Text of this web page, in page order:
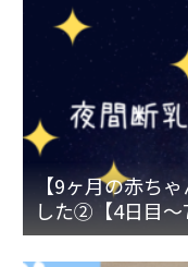
【9ヶ月の赤ち
した②【4日目～